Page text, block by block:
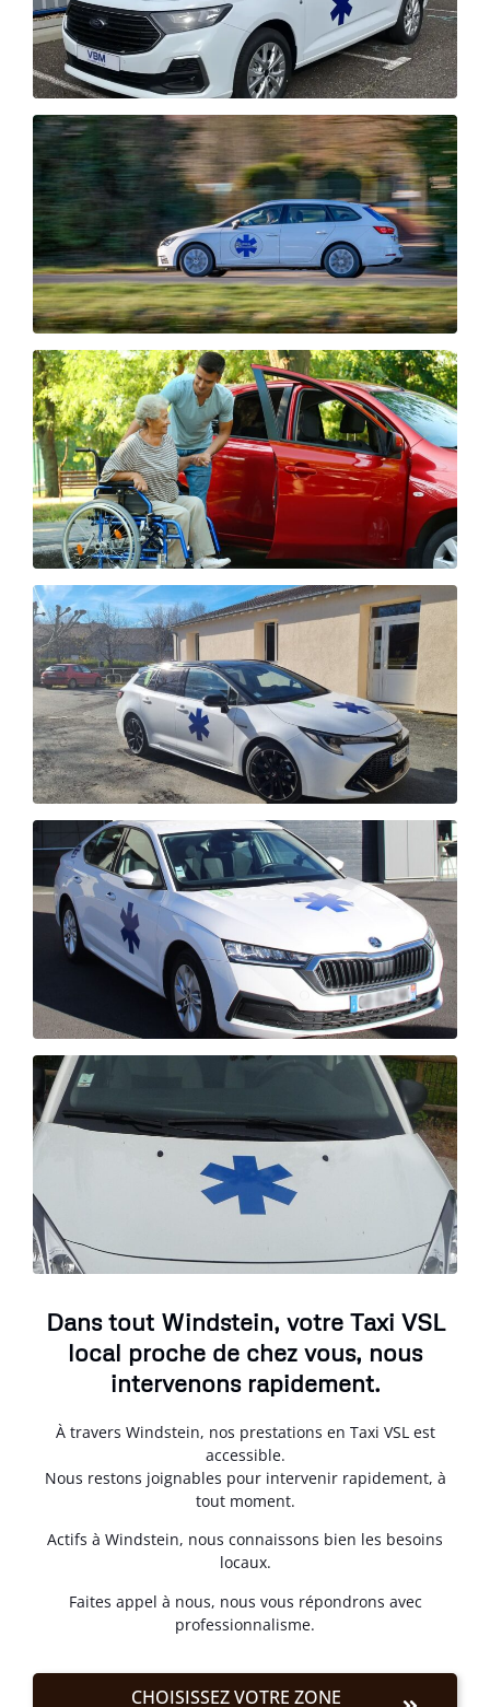
Dans tout Windstein, votre Taxi VSL
local proche de chez vous, nous
intervenons rapidement.
À travers Windstein, nos prestations en Taxi VSL est
accessible.
Nous restons joignables pour intervenir rapidement, à
tout moment.
Actifs à Windstein, nous connaissons bien les besoins
locaux.
Faites appel à nous, nous vous répondrons avec
professionnalisme.
CHOISISSEZ VOTRE ZONE